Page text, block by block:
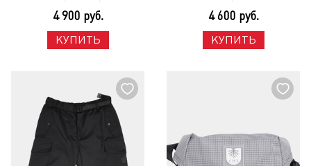
4 900 руб.
КУПИТЬ
4 600 руб.
КУПИТЬ